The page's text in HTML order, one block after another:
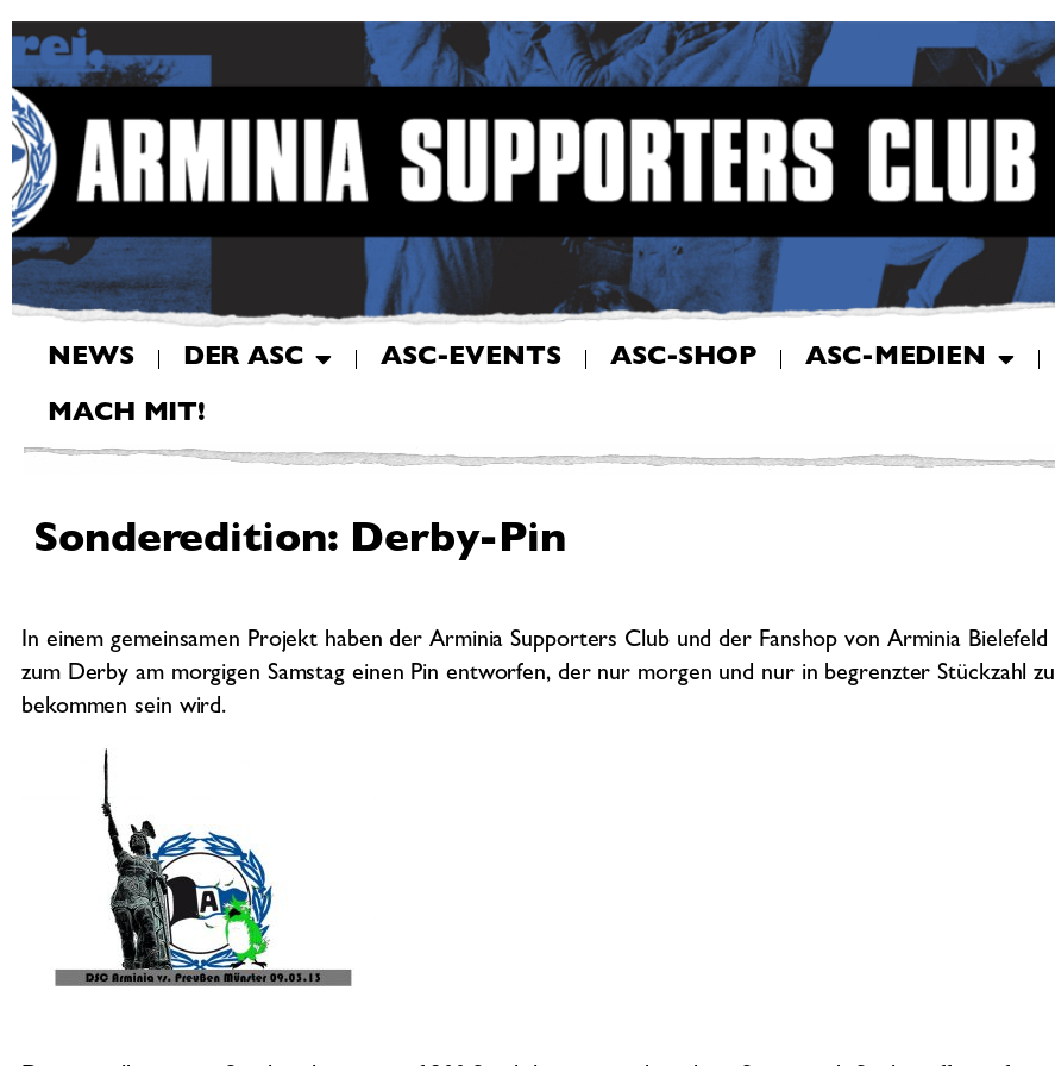
NEWS DER ASC ASC-EVENTS ASC-SHOP ASC-MEDIEN
MACH MIT!
Sonderedition: Derby-Pin
In einem gemeinsamen Projekt haben der Arminia Supporters Club und der Fanshop von Arminia Bielefeld
zum Derby am morgigen Samstag einen Pin entworfen, der nur morgen und nur in begrenzter Stückzahl zu
bekommen sein wird.